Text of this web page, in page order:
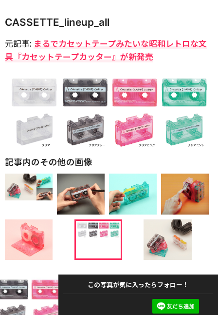
CASSETTE_lineup_all
元記事: まるでカセットテープみたいな昭和レトロな文
具『カセットテープカッター』が新発売
記事内のその他の画像
この写真が気に入ったらフォロー！